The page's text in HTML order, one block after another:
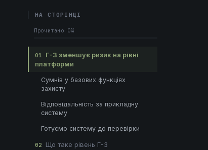
НА СТОРІНЦІ
Прочитано 0%
01
Г-3 зменшує ризик на рівні
платформи
Сумнів у базових функціях
захисту
Відповідальність за прикладну
систему
Готуємо систему до перевірки
02 Що таке рівень Г-3